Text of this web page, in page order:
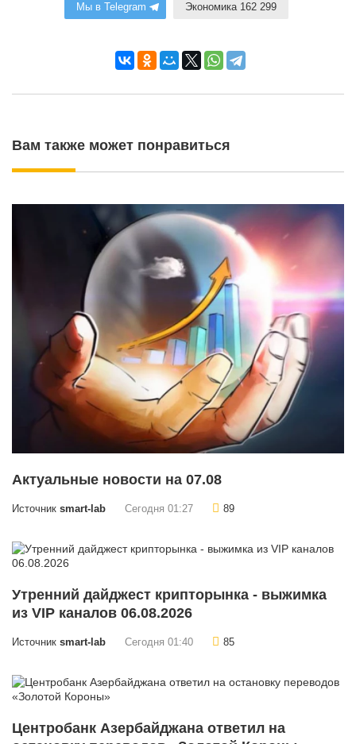
Мы в Telegram Экономика 162 299
Вам также может понравиться
Актуальные новости на 07.08
Источник smart-lab Сегодня 01:27 89
Утренний дайджест крипторынка - выжимка
из VIP каналов 06.08.2026
Источник smart-lab Сегодня 01:40 85
Центробанк Азербайджана ответил на